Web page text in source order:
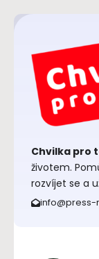
Chvilka pro
životem.
rozvíjet se a